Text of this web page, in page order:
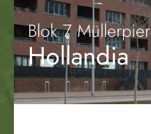
Blok 7 Müllerpier
Hollandia